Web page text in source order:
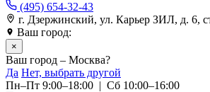
(495) 654-32-43
г. Дзержинский, ул. Карьер ЗИЛ, д. 6,
Ваш город:
×
Ваш город – Москва?
Да Нет, выбрать другой
Пн–Пт 9:00–18:00 | Сб 10:00–16:00